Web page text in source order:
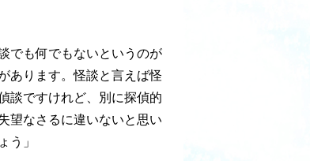
でも何でもないというのが
あります。怪談と言えば怪
談ですけれど、別に探偵的
望なさるに違いないと思い
う」